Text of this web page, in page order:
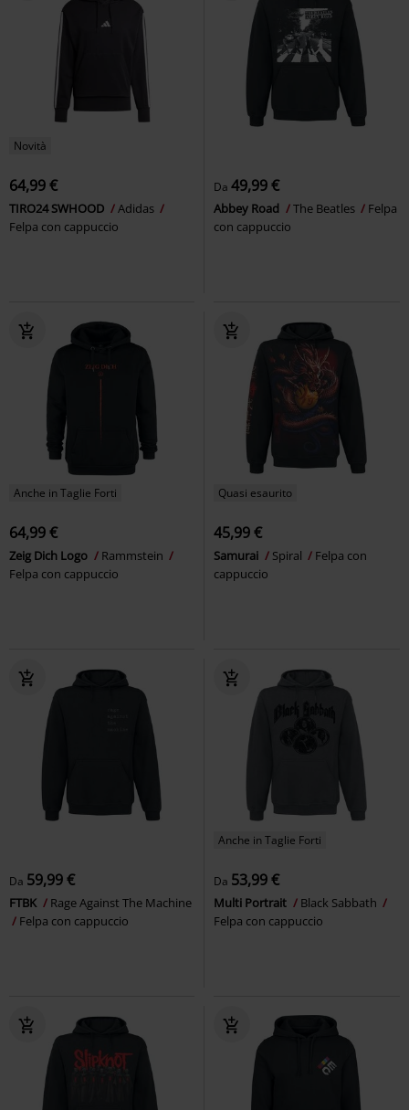
Novità
64,99 €
TIRO24 SWHOOD
Adidas
Felpa con cappuccio
Da 49,99 €
Abbey Road The Beatles
Felpa
con cappuccio
Anche in Taglie Forti
64,99 €
Zeig Dich Logo
Rammstein
Felpa con cappuccio
Quasi esaurito
45,99 €
Samurai Spiral
Felpa con
cappuccio
Da 59,99 €
FTBK
Rage Against The Machine
Felpa con cappuccio
Anche in Taglie Forti
Da 53,99 €
Multi Portrait
Black Sabbath
Felpa con cappuccio